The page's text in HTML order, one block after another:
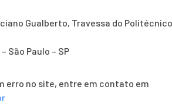
Gualberto, Travessa do
São Paulo – SP
erro no site, entre em contato em